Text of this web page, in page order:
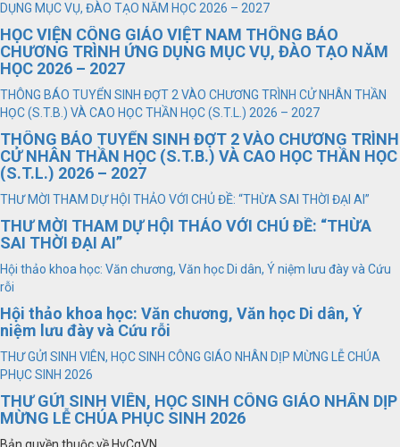
DỤNG MỤC VỤ, ĐÀO TẠO NĂM HỌC 2026 – 2027
HỌC VIỆN CÔNG GIÁO VIỆT NAM THÔNG BÁO
CHƯƠNG TRÌNH ỨNG DỤNG MỤC VỤ, ĐÀO TẠO NĂM
HỌC 2026 – 2027
THÔNG BÁO TUYỂN SINH ĐỢT 2 VÀO CHƯƠNG TRÌNH CỬ NHÂN THẦN
HỌC (S.T.B.) VÀ CAO HỌC THẦN HỌC (S.T.L.) 2026 – 2027
THÔNG BÁO TUYỂN SINH ĐỢT 2 VÀO CHƯƠNG TRÌNH
CỬ NHÂN THẦN HỌC (S.T.B.) VÀ CAO HỌC THẦN HỌC
(S.T.L.) 2026 – 2027
THƯ MỜI THAM DỰ HỘI THẢO VỚI CHỦ ĐỀ: “THỪA SAI THỜI ĐẠI AI”
THƯ MỜI THAM DỰ HỘI THẢO VỚI CHỦ ĐỀ: “THỪA
SAI THỜI ĐẠI AI”
Hội thảo khoa học: Văn chương, Văn học Di dân, Ý niệm lưu đày và Cứu
rỗi
Hội thảo khoa học: Văn chương, Văn học Di dân, Ý
niệm lưu đày và Cứu rỗi
THƯ GỬI SINH VIÊN, HỌC SINH CÔNG GIÁO NHÂN DỊP MỪNG LỄ CHÚA
PHỤC SINH 2026
THƯ GỬI SINH VIÊN, HỌC SINH CÔNG GIÁO NHÂN DỊP
MỪNG LỄ CHÚA PHỤC SINH 2026